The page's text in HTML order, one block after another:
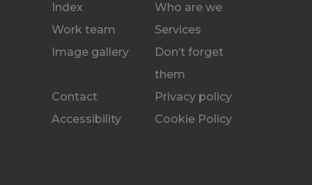
Index
Who are we
Work team
Services
Image gallery
Don’t forget
them
Contact
Privacy policy
Accessibility
Cookie Policy